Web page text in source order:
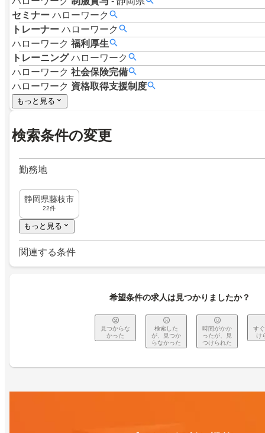
セミナー ハローワーク
トレーナー ハローワーク
ハローワーク 福利厚生
トレーニング ハローワーク
ハローワーク 社会保険完備
ハローワーク 資格取得支援制度
もっと見る
検索条件の変更
勤務地
静岡県藤枝市
22件
もっと見る
関連する条件
希望条件の求人は見つかりましたか？
見つからな
かった
検索した
が、見つか
らなかった
時間がかか
ったが、見
つけられた
す
け